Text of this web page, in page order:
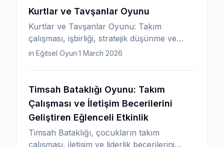
Kurtlar ve Tavşanlar Oyunu
Kurtlar ve Tavşanlar Oyunu: Takım
çalışması, işbirliği, stratejik düşünme ve
verbal iletişim.
in Eğitsel Oyun·1 March 2026
Timsah Bataklığı Oyunu: Takım
Çalışması ve İletişim Becerilerini
Geliştiren Eğlenceli Etkinlik
Timsah Bataklığı, çocukların takım
çalışması, iletişim ve liderlik becerilerini